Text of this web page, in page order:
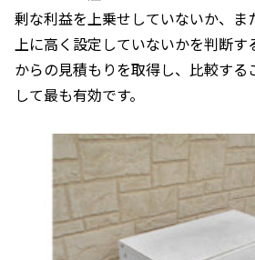
剰な利益を上乗せしていないか、ま
上に高く設定していないかを判断す
からの見積もりを取得し、比較する
して最も有効です。